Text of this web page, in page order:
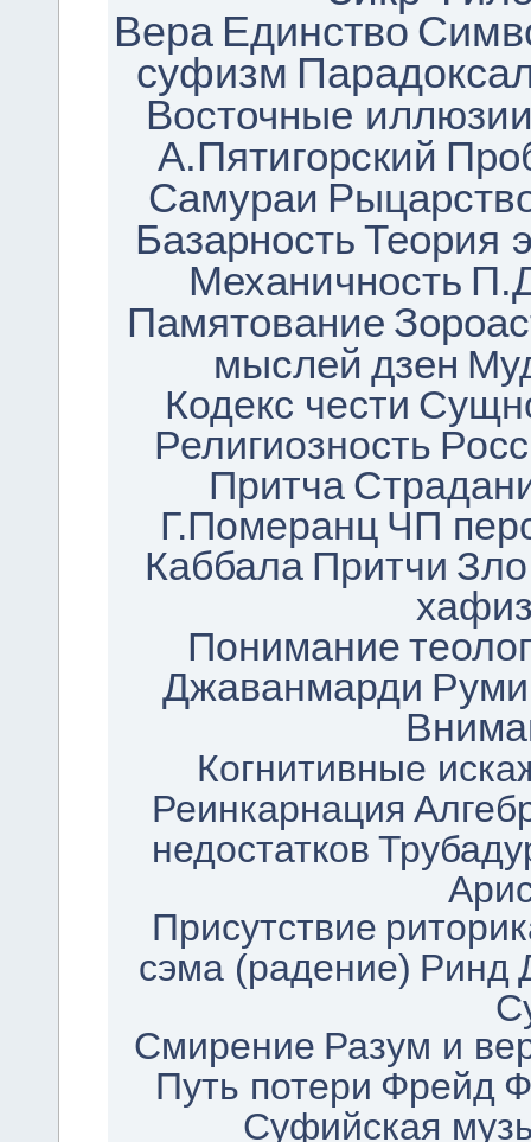
Вера Единство
суфизм
Восточные
А.Пятигорский
Самураи
Базарность Теория
Механичность
Памятование
мыслей дзен
Кодекс чести
Религиозность
Притча
Г.Померанц ЧП
Каббала Притчи Зло
Понимание
Джаванмарди Руми
Когнитивные
Реинкарнация
недостатков
Присутствие
сэма (радение) Ринд
Смирение Разум и
Путь потери Фрейд
Суфийская